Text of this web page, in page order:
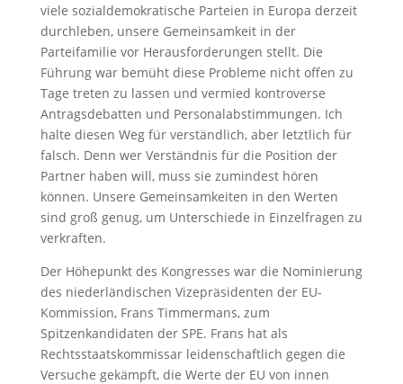
viele sozialdemokratische Parteien in Europa derzeit
durchleben, unsere Gemeinsamkeit in der
Parteifamilie vor Herausforderungen stellt. Die
Führung war bemüht diese Probleme nicht offen zu
Tage treten zu lassen und vermied kontroverse
Antragsdebatten und Personalabstimmungen. Ich
halte diesen Weg für verständlich, aber letztlich für
falsch. Denn wer Verständnis für die Position der
Partner haben will, muss sie zumindest hören
können. Unsere Gemeinsamkeiten in den Werten
sind groß genug, um Unterschiede in Einzelfragen zu
verkraften.
Der Höhepunkt des Kongresses war die Nominierung
des niederländischen Vizepräsidenten der EU-
Kommission, Frans Timmermans, zum
Spitzenkandidaten der SPE. Frans hat als
Rechtsstaatskommissar leidenschaftlich gegen die
Versuche gekämpft, die Werte der EU von innen